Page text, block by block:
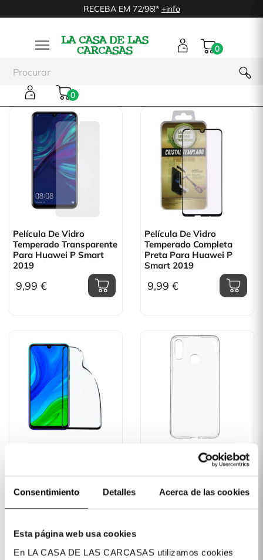
Consentimiento Detalles Acerca de las cookies
Esta página web usa cookies
En LA CASA DE LAS CARCASAS utilizamos cookies
RECEBA EM 72/96!* +info
 0
0
Huawei P Smart 2019
Película De Vidro
Temperado Transparente
Para Huawei P Smart
2019
9,99 €
Película De Vidro
Temperado Completa
Preta Para Huawei P
Smart 2019
9,99 €
P Smart 2019
Capa Silicone
Transparente Para
10,00 €